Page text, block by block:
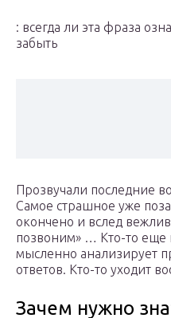
: всегда ли эта фраза
забыть
Прозвучали последние
Самое страшное уже
окончено и вслед
позвоним» … Кто-то еще
мысленно анализирует
ответов. Кто-то уходит
Зачем нужно